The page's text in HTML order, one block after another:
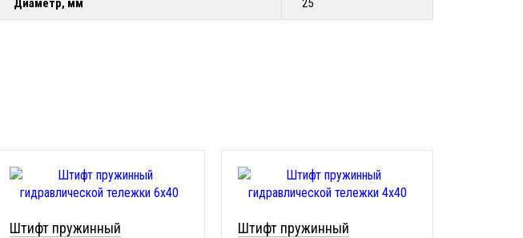
Диаметр, мм 25
Штифт пружинный
Штифт пружинный